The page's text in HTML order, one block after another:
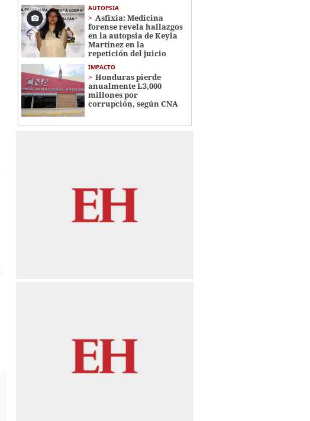
AUTOPSIA
Asfixia: Medicina
forense revela hallazgos
en la autopsia de Keyla
Martínez en la
repetición del juicio
IMPACTO
Honduras pierde
anualmente L3,000
millones por
corrupción, según CNA